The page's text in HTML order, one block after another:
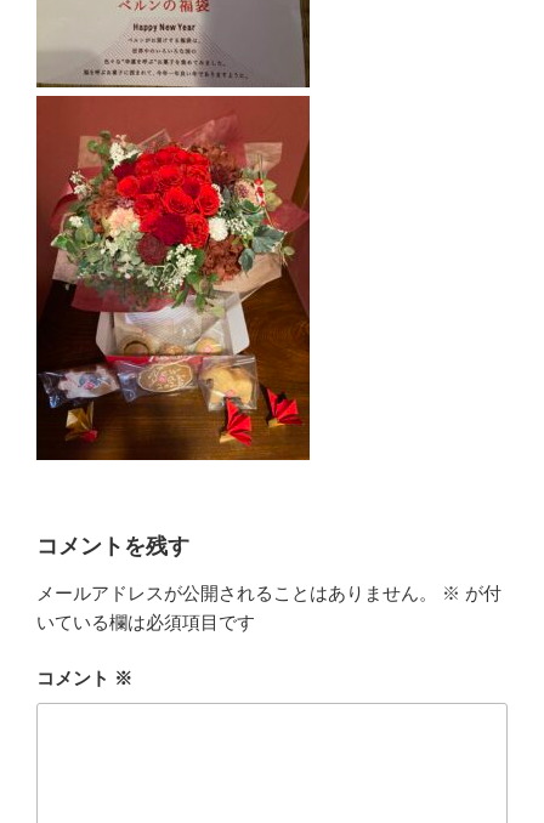
コメントを残す
メールアドレスが公開されることはありません。 ※ が付
いている欄は必須項目です
コメント ※